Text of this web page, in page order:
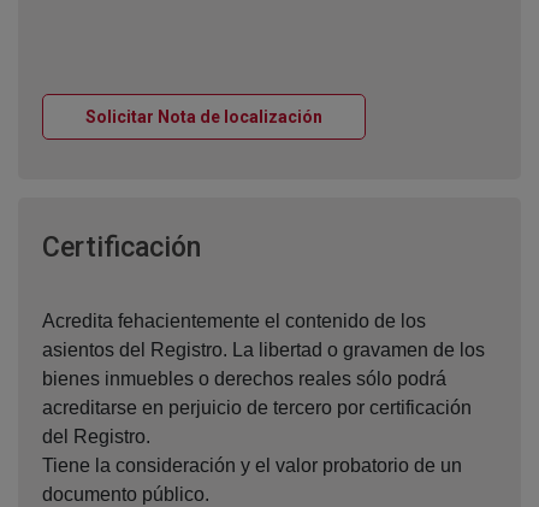
Solicitar Nota de localización
Certificación
Acredita fehacientemente el contenido de los
asientos del Registro. La libertad o gravamen de los
bienes inmuebles o derechos reales sólo podrá
acreditarse en perjuicio de tercero por certificación
del Registro.
Tiene la consideración y el valor probatorio de un
documento público.